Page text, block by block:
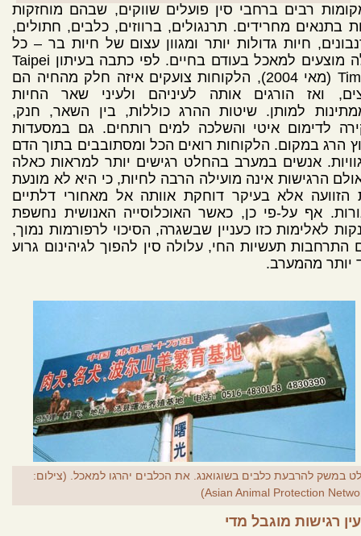
רבים ברחבי סין פועלים שווקים, שבהם מוחזקות
בתנאים מחרידים. תרנגולים, ברווזים, כלבים, חתולים,
חיות גדולות יותר ומגוון עצום של חיות בר – כל
אלה מוצעים למאכל בעודם בחיים. לפי כתבה בעיתון Taipei
Times (מאי 2004), הלקוחות צועקים איזה חלק מהחיה הם
ואז הורגים אותה לעיניהם ולעיני שאר החיות
למותן. שיטות ההרג כוללות, בין השאר, חנק,
לדימום איטי והשלכה למים רותחים. גם במסעדות
הרג במקום. הלקוחות רואים הכל ומסתובבים בתוך הדם
אנשים במערב בהחלט רגישים יותר למראות כאלה
הרגישות אינה מועילה הרבה לחיות, כי היא לא מונעת
הזוועה אלא בעיקר דוחקת אוותה אל מאחורי דלתיים
אף על-פי כן, כאשר האוכלוסייה האנושית נחשפת
לאלימות כזו כעניין שבשגרה, הסיכוי לרפורמות נמוך,
התרחבות תעשיות החי, עלולה סין להפוך לגיהינום גרוע
יותר מהמערב.
במשק להרבעת כלבים בשוגואנג. את הכלבים יהרגו למאכל. (צילום:
Asian Animal Protection
רגישות מוגבל מדי